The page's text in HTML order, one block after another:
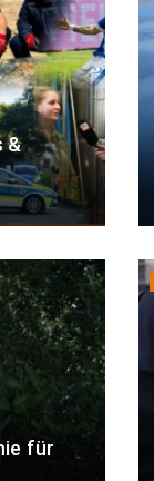
&
für